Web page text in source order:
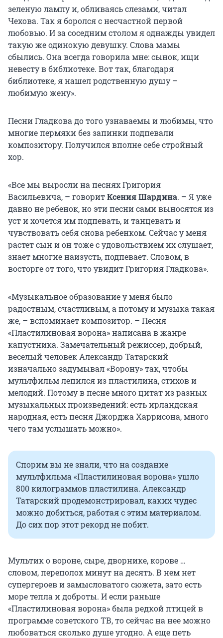
зеленую лампу и, обливаясь слезами, читал
Чехова. Так я боролся с несчастной первой
любовью. И за соседним столом я однажды увидел
такую же одинокую девушку. Слова мамы
сбылись. Она всегда говорила мне: сынок, ищи
невесту в библиотеке. Вот так, благодаря
библиотеке, я нашел родственную душу –
любимую жену».
Песни Гладкова до того узнаваемы и любимы, что
многие пермяки без запинки подпевали
композитору. Получился вполне себе стройный
хор.
«Все мы выросли на песнях Григория
Васильевича, – говоритКсения Шардина. – Я уже
давно не ребенок, но эти песни сами выносятся из
уст и хочется им подпевать, и танцевать и
чувствовать себя снова ребенком. Сейчас у меня
растет сын и он тоже с удовольствием их слушает,
знает многие наизусть, подпевает. Словом, в
восторге от того, что увидит Григория Гладкова».
«Музыкальное образование у меня было
радостным, счастливым, а потому и музыка такая
же, – вспоминает композитор. – Песня
«Пластилиновая ворона» написана в жанре
капустника. Замечательный режиссер, добрый,
веселый человек Александр Татарский
изначально задумывал «Ворону» так, чтобы
мультфильм лепился из пластилина, стихов и
мелодий. Потому в песне много цитат из разных
музыкальных произведений: есть ирландская
народная, есть песня Джорджа Харрисона, много
чего там услышать можно».
Спорим вы не знали, что на создание
мультфильма «Пластилиновая ворона» ушло
800 килограммов пластилина. Александр
Татарский продемонстрировал, каких чудес
можно добиться, работая с этим материалом.
До сих пор этот рекорд не побит.
Мультик о вороне, сыре, дворнике, корове …
словом, переполох минут на десять. В нем нет
супергероев и замысловатого сюжета, зато есть
море тепла и доброты. И если раньше
«Пластилиновая ворона» была редкой птицей в
программе советского ТВ, то сейчас на нее можно
любоваться сколько душе угодно. А еще петь